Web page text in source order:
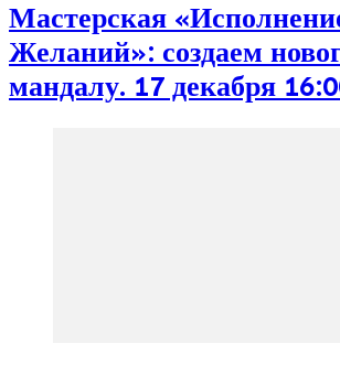
Мастерская
Желаний»: создаем
мандалу. 17 декабря